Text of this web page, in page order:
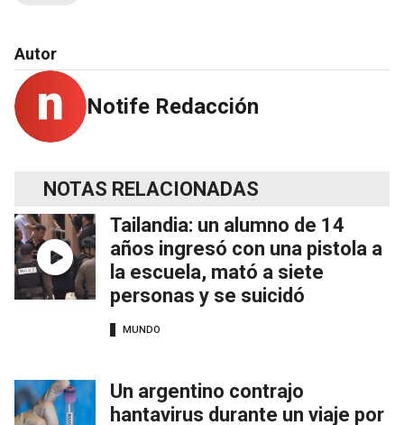
Autor
Notife Redacción
NOTAS RELACIONADAS
Tailandia: un alumno de 14
años ingresó con una pistola a
la escuela, mató a siete
personas y se suicidó
MUNDO
Un argentino contrajo
hantavirus durante un viaje por